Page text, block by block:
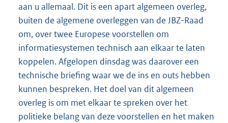
aan u allemaal. Dit is een apart algemeen overleg,
buiten de algemene overleggen van de JBZ-Raad
om, over twee Europese voorstellen om
informatiesystemen technisch aan elkaar te laten
koppelen. Afgelopen dinsdag was daarover een
technische briefing waar we de ins en outs hebben
kunnen bespreken. Het doel van dit algemeen
overleg is om met elkaar te spreken over het
politieke belang van deze voorstellen en het maken